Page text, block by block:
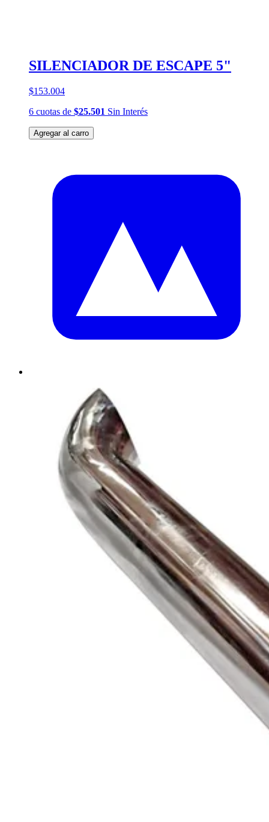
SILENCIADOR DE ESCAPE 5"
$153.004
6 cuotas de $25.501 Sin Interés
Agregar al carro